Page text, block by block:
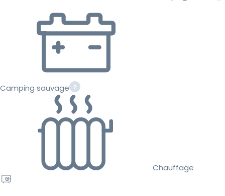
Camping sauvage
Chauffage